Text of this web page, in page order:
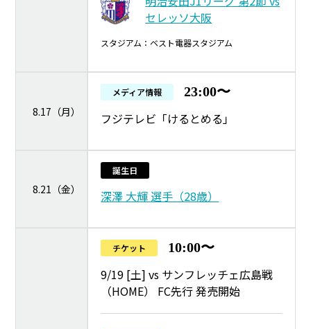
セレッソ大阪
スタジアム：ベスト電器スタジアム
8.17（月）
メディア情報 23:00〜
フジテレビ「けるとめる」
8.21（金）
誕生日
深澤 大輝 選手（28歳）
チケット 10:00〜
9/19 [土] vs サンフレッチェ広島戦
（HOME） FC先行 発売開始